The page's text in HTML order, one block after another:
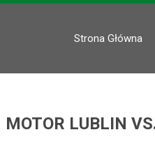
Strona Główna
LUBLIN